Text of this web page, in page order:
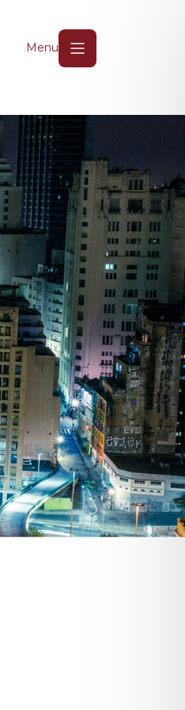
Menu